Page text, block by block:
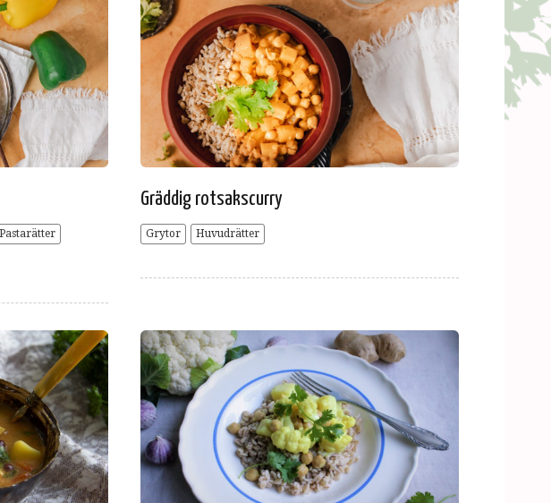
Pastarätter
Gräddig rotsakscurry
Grytor Huvudrätter